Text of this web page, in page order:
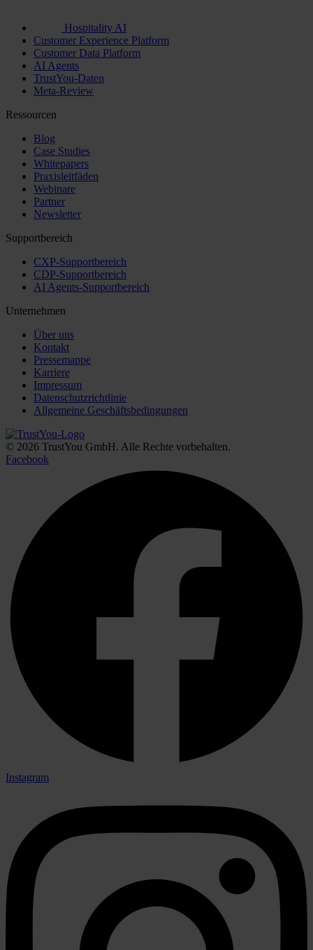
Hospitality AI
Customer Experience Platform
Customer Data Platform
AI Agents
TrustYou-Daten
Meta-Review
Ressourcen
Blog
Case Studies
Whitepapers
Praxisleitfäden
Webinare
Partner
Newsletter
Supportbereich
CXP-Supportbereich
CDP-Supportbereich
AI Agents-Supportbereich
Unternehmen
Über uns
Kontakt
Pressemappe
Karriere
Impressum
Datenschutzrichtlinie
Allgemeine Geschäftsbedingungen
© 2026 TrustYou GmbH. Alle Rechte vorbehalten.
Facebook
Instagram